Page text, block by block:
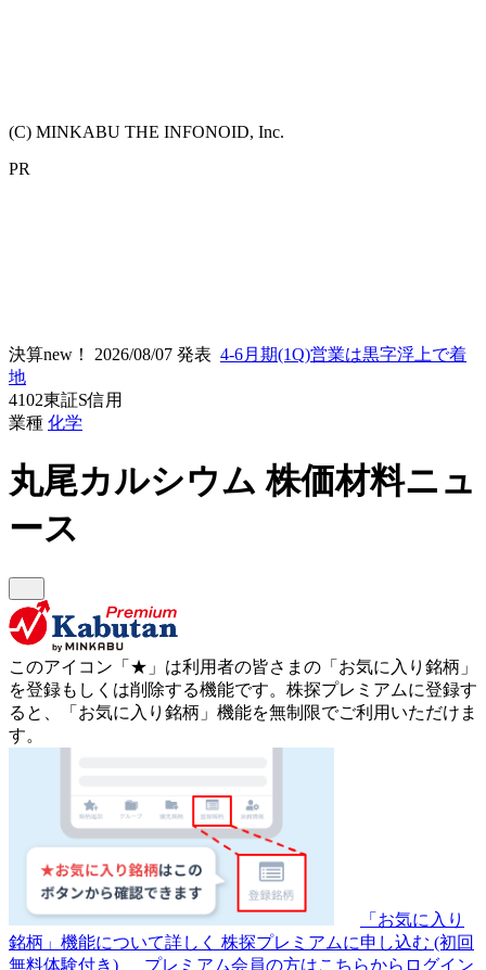
(C) MINKABU THE INFONOID, Inc.
PR
決算new！ 2026/08/07 発表 4-6月期(1Q)営業は黒字浮上で着
地
4102東証S信用
業種 化学
丸尾カルシウム株価材料ニュ
ース
このアイコン 「★」 は利用者の皆さまの 「お気に入り銘柄」
を登録もしくは削除する機能です。 株探プレミアムに登録す
ると、「お気に入り銘柄」機能を無制限でご利用いただけま
す。
「お気に入り
銘柄」機能について詳しく 株探プレミアムに申し込む (初回
無料体験付き)
プレミアム会員の方はこちらからログイン